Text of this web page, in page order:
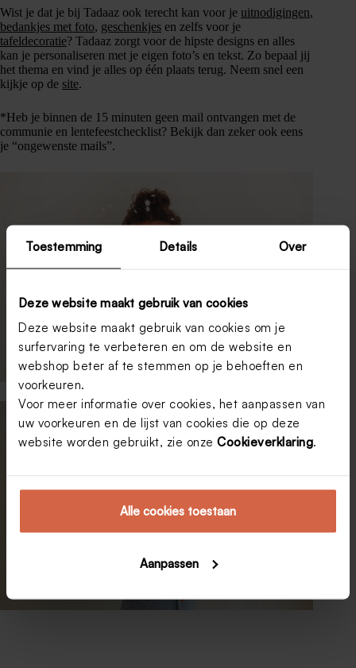
Toestemming Details Over
Deze website maakt gebruik van cookies
Deze website maakt gebruik van cookies om je
surfervaring te verbeteren en om de website en
webshop beter af te stemmen op je behoeften en
voorkeuren.
Voor meer informatie over cookies, het aanpassen van
uw voorkeuren en de lijst van cookies die op deze
website worden gebruikt, zie onze Cookieverklaring.
Alle cookies toestaan
Aanpassen
Wist je dat je bij Tadaaz ook terecht kan voor je uitnodigingen,
bedankjes met foto, geschenkjes en zelfs voor je
tafeldecoratie? Tadaaz zorgt voor de hipste designs en alles
kan je personaliseren met je eigen foto’s en tekst. Zo bepaal jij
het thema en vind je alles op één plaats terug. Neem snel een
kijkje op de site.
*Heb je binnen de 15 minuten geen mail ontvangen met de
communie en lentefeestchecklist? Bekijk dan zeker ook eens
je “ongewenste mails”.